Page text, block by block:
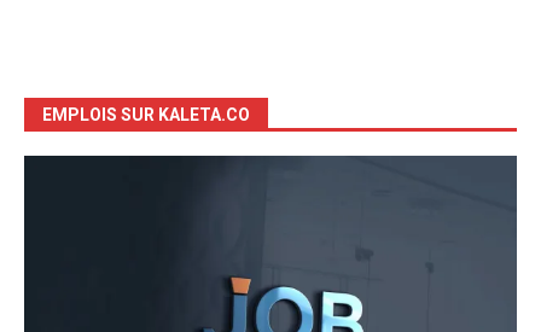
EMPLOIS SUR KALETA.CO